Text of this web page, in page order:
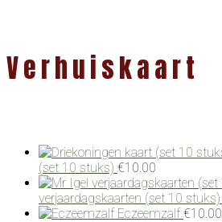
Verhuiskaart
(set 10 stuks) €10.00
verjaardagskaarten (set 10 stuks)
Eczeemzalf €10.00